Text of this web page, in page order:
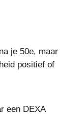
je 50e, maar
positief of
een DEXA